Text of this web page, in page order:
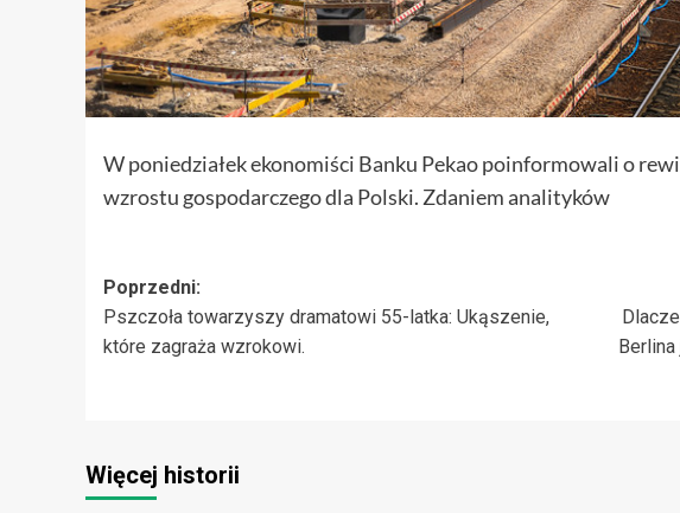
W poniedziałek ekonomiści Banku Pekao poinformowali o
wzrostu gospodarczego dla Polski. Zdaniem analityków
Zobacz
wpisy
Poprzedni:
Pszczoła towarzyszy dramatowi 55-latka: Ukąszenie,
które zagraża wzrokowi.
Więcej historii